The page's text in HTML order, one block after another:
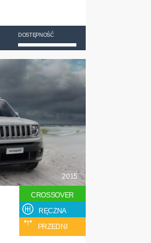
DOSTĘPNOŚĆ
2015
CROSSOVER
RĘCZNA
PRZEDNI